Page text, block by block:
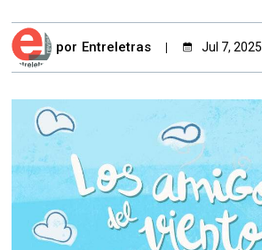
por Entreletras Jul 7, 2025